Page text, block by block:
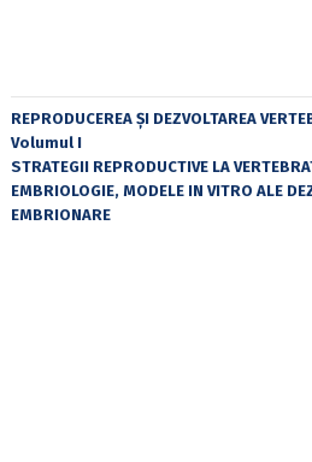
REPRODUCEREA ȘI DEZVOLTAREA
Volumul I
STRATEGII REPRODUCTIVE LA
EMBRIOLOGIE, MODELE IN VITRO ALE
EMBRIONARE